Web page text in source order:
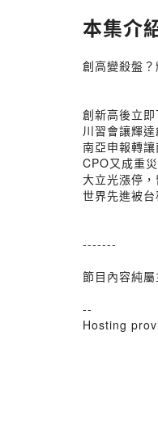
本集介
創高變殺盤
創新高後立
川習會讓輝
南亞申報轉
CPO又成重
大立光漲停
世界先進被
-------
節目內容純
--
Hosting